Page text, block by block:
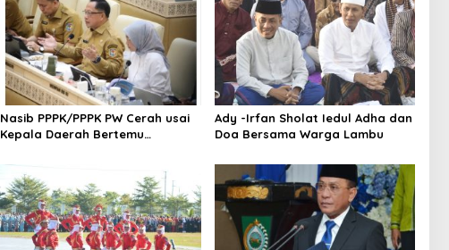
Nasib PPPK/PPPK PW Cerah usai
Kepala Daerah Bertemu
Ady -Irfan Sholat Iedul Adha dan
Doa Bersama Warga Lambu